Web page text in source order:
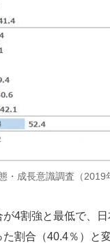
・成長意識調査（2019
4割強と最低で、
割合（40.4％）と